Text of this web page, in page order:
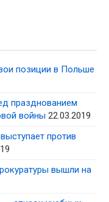
позиции в Польше
празднованием
войны 22.03.2019
против
вышли на